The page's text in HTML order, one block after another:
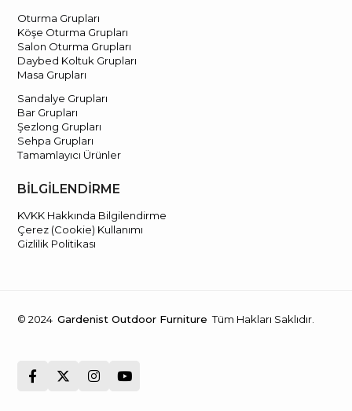
Oturma Grupları
Köşe Oturma Grupları
Salon Oturma Grupları
Daybed Koltuk Grupları
Masa Grupları
Sandalye Grupları
Bar Grupları
Şezlong Grupları
Sehpa Grupları
Tamamlayıcı Ürünler
BİLGİLENDİRME
KVKK Hakkında Bilgilendirme
Çerez (Cookie) Kullanımı
Gizlilik Politikası
© 2024Gardenist Outdoor Furniture Tüm Hakları Saklıdır.